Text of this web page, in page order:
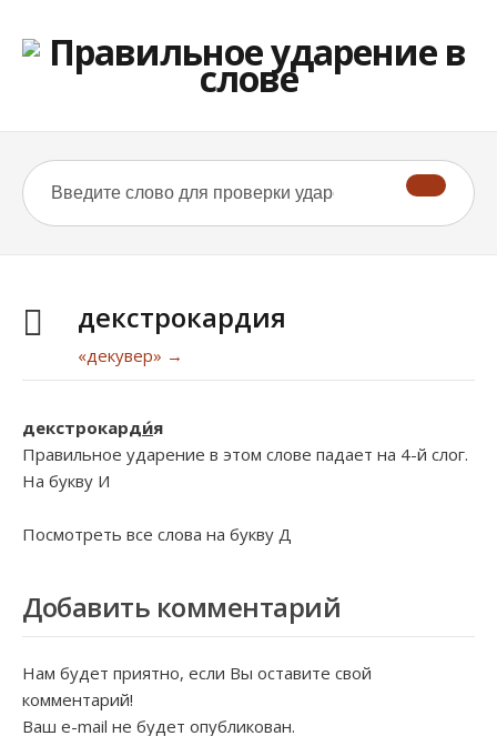
декстрокардия
«декувер» →
декстрокарди́я
Правильное ударение в этом слове падает на 4-й слог.
На букву И
Посмотреть все слова на букву Д
Добавить комментарий
Нам будет приятно, если Вы оставите свой
комментарий!
Ваш e-mail не будет опубликован.